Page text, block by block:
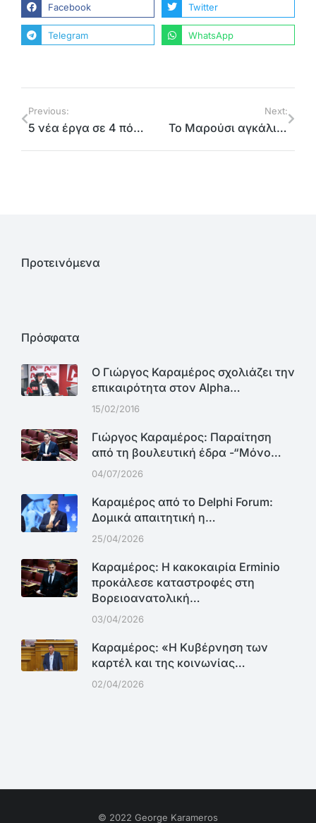
Facebook Twitter
Telegram WhatsApp
Previous:
5 νέα έργα σε 4 πόλεις της βόρειας Αθήνας από την Περιφέρεια Αττικής
Next:
Το Μαρούσι αγκάλιασε το Olympic Stadium Run. 2.000 δρομείς έτρεξαν στο ΟΑΚΑ
Προτεινόμενα
Πρόσφατα
Ο Γιώργος Καραμέρος σχολιάζει την
επικαιρότητα στον Alpha…
15/02/2016
Γιώργος Καραμέρος: Παραίτηση
από τη βουλευτική έδρα -“Μόνο…
04/07/2026
Καραμέρος από το Delphi Forum:
Δομικά απαιτητική η…
25/04/2026
Καραμέρος: Η κακοκαιρία Erminio
προκάλεσε καταστροφές στη
Βορειοανατολική…
03/04/2026
Καραμέρος: «Η Κυβέρνηση των
καρτέλ και της κοινωνίας…
02/04/2026
© 2022 George Karameros